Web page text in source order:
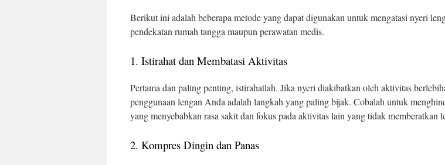
Berikut ini adalah beberapa metode yang dapat digunakan untuk mengatasi nyeri
pendekatan rumah tangga maupun perawatan medis.
1. Istirahat dan Membatasi Aktivitas
Pertama dan paling penting, istirahatlah. Jika nyeri diakibatkan oleh aktivitas
penggunaan lengan Anda adalah langkah yang paling bijak. Cobalah untuk
yang menyebabkan rasa sakit dan fokus pada aktivitas lain yang tidak memberatkan
2. Kompres Dingin dan Panas